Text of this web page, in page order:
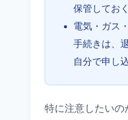
保管しておく
電気・ガス
手続きは、
自分で申し
特に注意したいの